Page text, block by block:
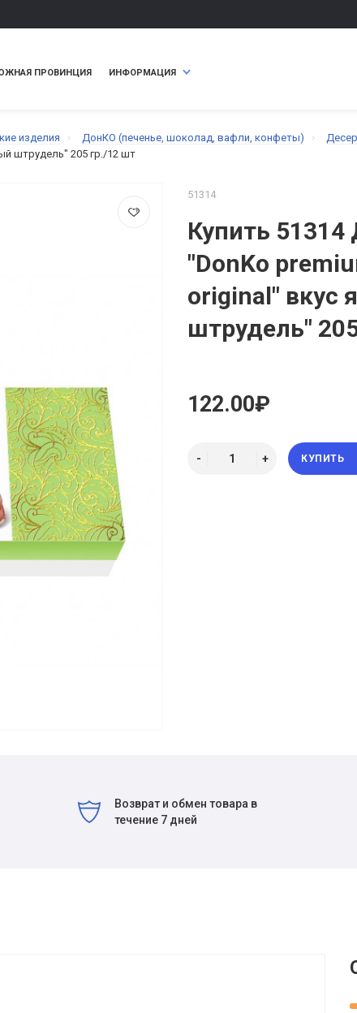
ПРОВИНЦИЯ ИНФОРМАЦИЯ
изделия ДонКО (печенье, шоколад, вафли, конфеты)
штрудель" 205 гр./12 шт
51314
Купить 51314
"DonKo
original" вкус
штрудель"
122.00₽
КУПИТЬ
Возврат и обмен товара в
течение 7 дней